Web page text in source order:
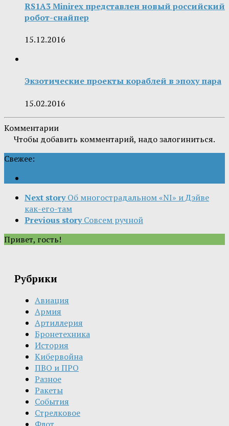
RS1A3 Minirex представлен новый российский
робот-снайпер
15.12.2016
Экзотические проекты кораблей в эпоху пара
15.02.2016
Комментарии
Чтобы добавить комментарий, надо залогиниться.
Свежее:
Next story Об многострадальном «NI» и Дэйве
как-его-там
Previous story Совсем ручной
Привет, гость!
Рубрики
Авиация
Армия
Артиллерия
Бронетехника
История
Кибервойна
ПВО и ПРО
Разное
Ракеты
События
Стрелковое